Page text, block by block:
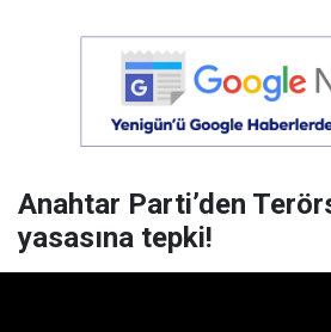
Anahtar Parti’den
yasasına tepki!